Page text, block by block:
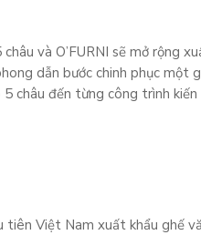
và O’FURNI sẽ mở rộng
dẫn bước chinh phục một
châu đến từng công trình kiến
tiên Việt Nam xuất khẩu ghế